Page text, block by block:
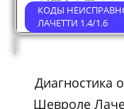
КОДЫ
ЛАЧЕТТИ 1.4/1.6
Диагностика
Шевроле